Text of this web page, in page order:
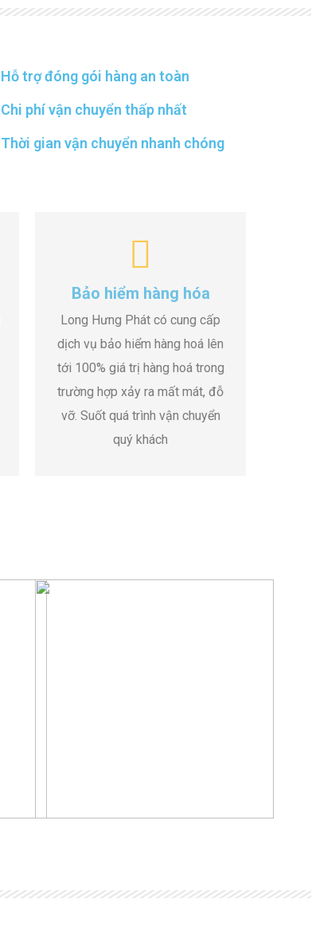
Hỗ trợ đóng gói hàng an toàn
Chi phí vận chuyển thấp nhất
Thời gian vận chuyển nhanh chóng
Bảo hiểm hàng hóa
Long Hưng Phát có cung cấp
dịch vụ bảo hiểm hàng hoá lên
tới 100% giá trị hàng hoá trong
trường hợp xảy ra mất mát, đỗ
vỡ. Suốt quá trình vận chuyển
quý khách